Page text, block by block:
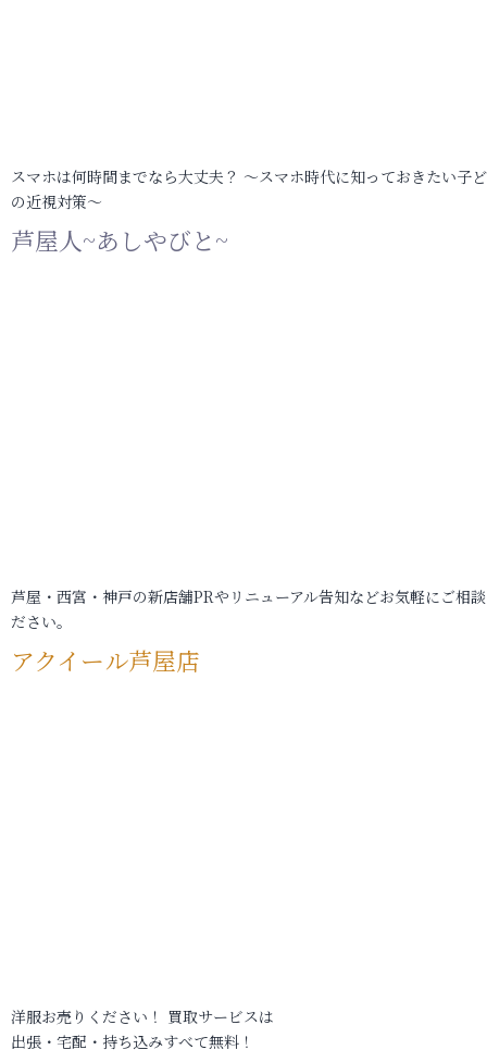
スマホは何時間までなら大丈夫？ ～スマホ時代に知っておきたい子
の近視対策～
芦屋人~あしやびと~
芦屋・西宮・神戸の新店舗PRやリニューアル告知などお気軽にご相
ださい。
アクイール芦屋店
洋服お売りください！ 買取サービスは
出張・宅配・持ち込みすべて無料！